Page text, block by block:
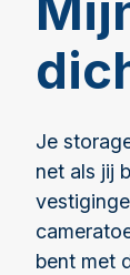
Je
net als jij
bent met